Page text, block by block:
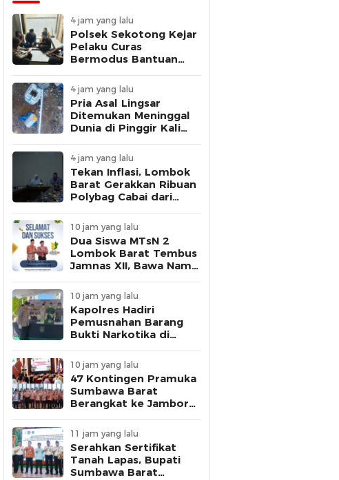
4 jam yang lalu
Polsek Sekotong Kejar
Pelaku Curas
Bermodus Bantuan
Penculikan Terungkap
4 jam yang lalu
Pria Asal Lingsar
Ditemukan Meninggal
Dunia di Pinggir Kali
Belut
4 jam yang lalu
Tekan Inflasi, Lombok
Barat Gerakkan Ribuan
Polybag Cabai dari
Masyarakat
10 jam yang lalu
Dua Siswa MTsN 2
Lombok Barat Tembus
Jamnas XII, Bawa Nama
Nasional
10 jam yang lalu
Kapolres Hadiri
Pemusnahan Barang
Bukti Narkotika di
Sumbawa Barat
10 jam yang lalu
47 Kontingen Pramuka
Sumbawa Barat
Berangkat ke Jambore
Bupati Ajak Peserta
Belajar, Berkarya, dan
Harumkan Nama
Daerah
11 jam yang lalu
Serahkan Sertifikat
Tanah Lapas, Bupati
Sumbawa Barat